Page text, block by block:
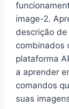
image-2.
descrição
combinados
plataforma
a aprender
comandos
suas